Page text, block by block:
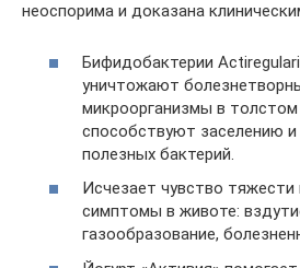
неоспорима и доказана
Бифидобактерии
уничтожают
микроорганизмы в
способствуют заселению
полезных бактерий.
Исчезает чувство тяжести
симптомы в животе:
газообразование,